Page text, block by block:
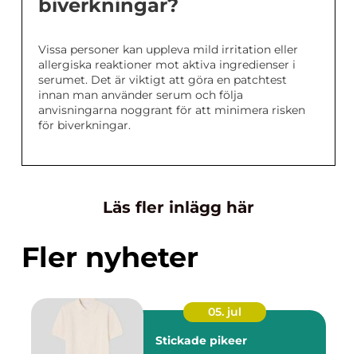
biverkningar?
Vissa personer kan uppleva mild irritation eller
allergiska reaktioner mot aktiva ingredienser i
serumet. Det är viktigt att göra en patchtest
innan man använder serum och följa
anvisningarna noggrant för att minimera risken
för biverkningar.
Läs fler inlägg här
Fler nyheter
05. jul
Stickade pikeer